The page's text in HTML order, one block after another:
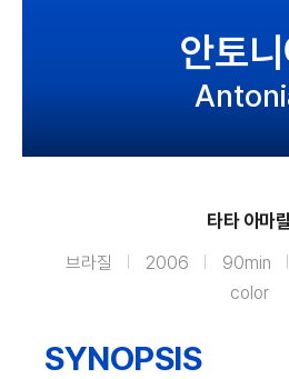
안토
타타 아마
브라질 2006 90min
color
SYNOPSIS